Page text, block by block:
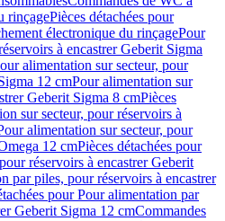
rinçagePièces détachées pour
électronique du rinçagePour
à encastrer Geberit Sigma
alimentation sur secteur, pour
12 cmPour alimentation sur
Geberit Sigma 8 cmPièces
sur secteur, pour réservoirs à
alimentation sur secteur, pour
12 cmPièces détachées pour
réservoirs à encastrer Geberit
par piles, pour réservoirs à encastrer
pour Pour alimentation par
Geberit Sigma 12 cmCommandes